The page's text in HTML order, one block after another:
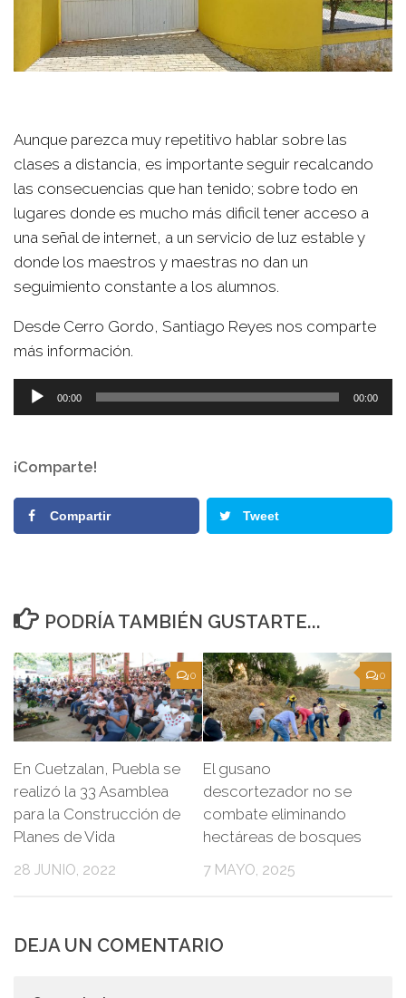
Aunque parezca muy repetitivo hablar sobre las
clases a distancia, es importante seguir recalcando
las consecuencias que han tenido; sobre todo en
lugares donde es mucho más dificil tener acceso a
una señal de internet, a un servicio de luz estable y
donde los maestros y maestras no dan un
seguimiento constante a los alumnos.
Desde Cerro Gordo, Santiago Reyes nos comparte
más información.
Reproductor
de
00:00 00:00
¡Comparte!
Compartir Tweet
PODRÍA TAMBIÉN GUSTARTE...
0
En Cuetzalan, Puebla se
realizó la 33 Asamblea
para la Construcción de
Planes de Vida
28 JUNIO, 2022
0
El gusano
descortezador no se
combate eliminando
hectáreas de bosques
7 MAYO, 2025
DEJA UN COMENTARIO